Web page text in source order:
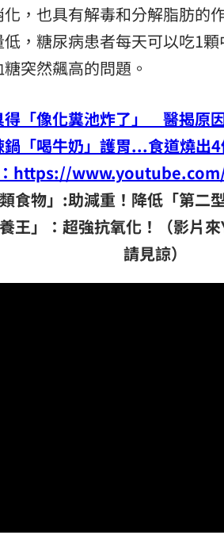
，也具有解毒和分解脂肪的
，糖尿病患者每天可以吃1
突然飆高的問題。
得「像化糞池炸了」 醫揭原
鍋「喝牛奶」護胃...食道燒
：https://
食物」:助減重！降低「第二
王」：超強抗氧化！（影片
請見諒）